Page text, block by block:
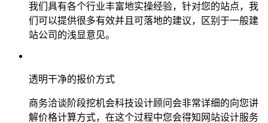
我们具有各个行业丰富地实操经验，针对您的站点，我
们可以提供很多有效并且可落地的建议，区别于一般建
站公司的浅显意见。
透明干净的报价方式
商务洽谈阶段挖机会科技设计顾问会非常详细的向您讲
解价格计算方式，在这个过程中您会得知网站设计服务